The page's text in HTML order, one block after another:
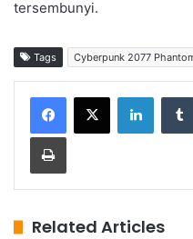
tersembunyi.
Tags Cyberpunk 2077
Related Articles